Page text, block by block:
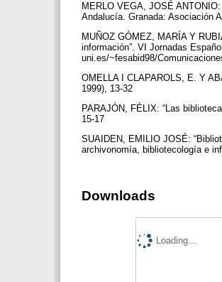
MERLO VEGA, JOSÉ
Andalucía. Granada: Asociación
MUÑOZ GÓMEZ, MARÍA Y
información”. VI Jornadas
uni.es/~fesabid98/
OMELLA I CLAPAROLS, E. Y
1999), 13-32
PARAJÓN, FÉLIX: “Las
15-17
SUAIDEN, EMILIO JOSÉ:
archivonomía, bibliotecología e
Downloads
Loading...